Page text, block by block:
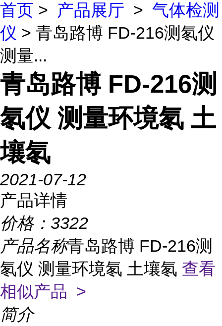
首页 > 产品展厅 > 气体检测
仪 > 青岛路博 FD-216测氡仪
测量...
青岛路博 FD-216测
氡仪 测量环境氡 土
壤氡
2021-07-12
产品详情
价格： 3322
产品名称青岛路博 FD-216测
氡仪 测量环境氡 土壤氡 查看
相似产品 >
简介